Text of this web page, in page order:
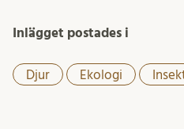
Inlägget postades i
Djur Ekologi